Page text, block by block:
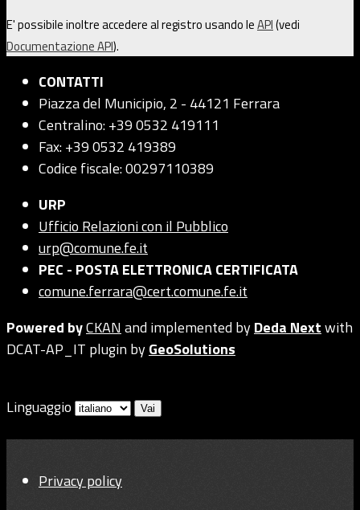
E' possibile inoltre accedere al registro usando leAPI(vedi
Documentazione API).
CONTATTI
Piazza del Municipio, 2 - 44121 Ferrara
Centralino: +39 0532 419111
Fax: +39 0532 419389
Codice fiscale: 00297110389
URP
Ufficio Relazioni con il Pubblico
urp@comune.fe.it
PEC - POSTA ELETTRONICA CERTIFICATA
comune.ferrara@cert.comune.fe.it
Powered byCKANand implemented byDeda Nextwith
DCAT-AP_IT plugin byGeoSolutions
Linguaggio Vai
Privacy policy